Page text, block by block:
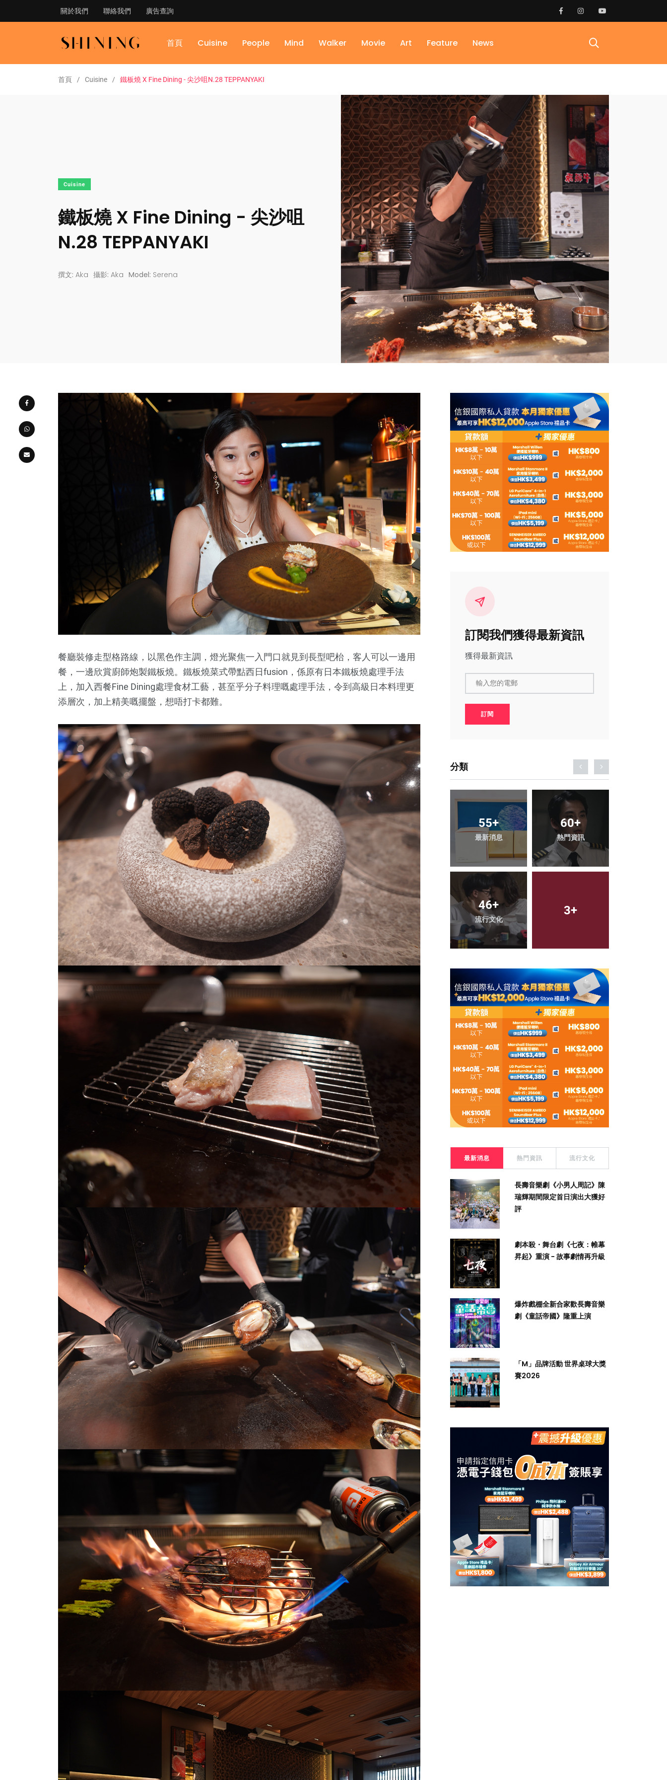
關於我們 聯絡我們 廣告查詢
首頁 Cuisine People Mind Walker Movie Art Feature News
首頁 Cuisine 鐵板燒 X Fine Dining - 尖沙咀N.28 TEPPANYAKI
Cuisine
鐵板燒 X Fine Dining - 尖沙咀
N.28 TEPPANYAKI
撰文: Aka 攝影: Aka Model: Serena
餐廳裝修走型格路線，以黑色作主調，燈光聚焦一入門口就見到長型吧枱，客人可以一邊用
餐，一邊欣賞廚師炮製鐵板燒。鐵板燒菜式帶點西日fusion，係原有日本鐵板燒處理手法
上，加入西餐Fine Dining處理食材工藝，甚至乎分子料理嘅處理手法，令到高級日本料理更
添層次，加上精美嘅擺盤，想唔打卡都難。
訂閱我們獲得最新資訊
獲得最新資訊
輸入您的電郵
訂閱
分類
55 +
最新消息
60+
熱門資訊
46+
流行文化
3+
6+
Art
6
Cover
28 +
Cuisine
55+
最新消息
60+
熱門資訊
46+
流行文化
3+
最新消息 熱門資訊 流行文化
長壽音樂劇《小男人周記》陳
瑞輝期間限定首日演出大獲好
評
劇本殺・舞台劇《七夜：帷幕
昇起》重演 - 故事劇情再升級
爆炸戲棚全新合家歡長壽音樂
劇《童話帝國》隆重上演
「M」品牌活動 世界桌球大獎
賽2026